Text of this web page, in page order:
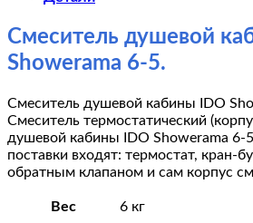
Смеситель душевой
Showerama 6-5.
Смеситель душевой кабины IDO
Смеситель термостатический
душевой кабины IDO Showerama 6-
поставки входят: термостат, кран-
обратным клапаном и сам корпус
Вес 6 кг